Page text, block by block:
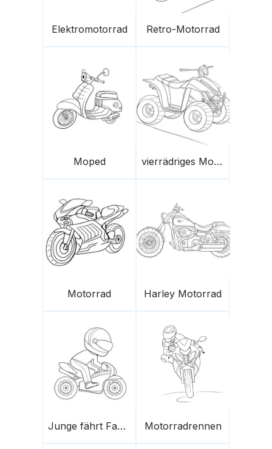
Elektromotorrad Retro-Motorrad
Moped vierrädriges Motorrad
Motorrad Harley Motorrad
Junge fährt Fahrrad Motorradrennen